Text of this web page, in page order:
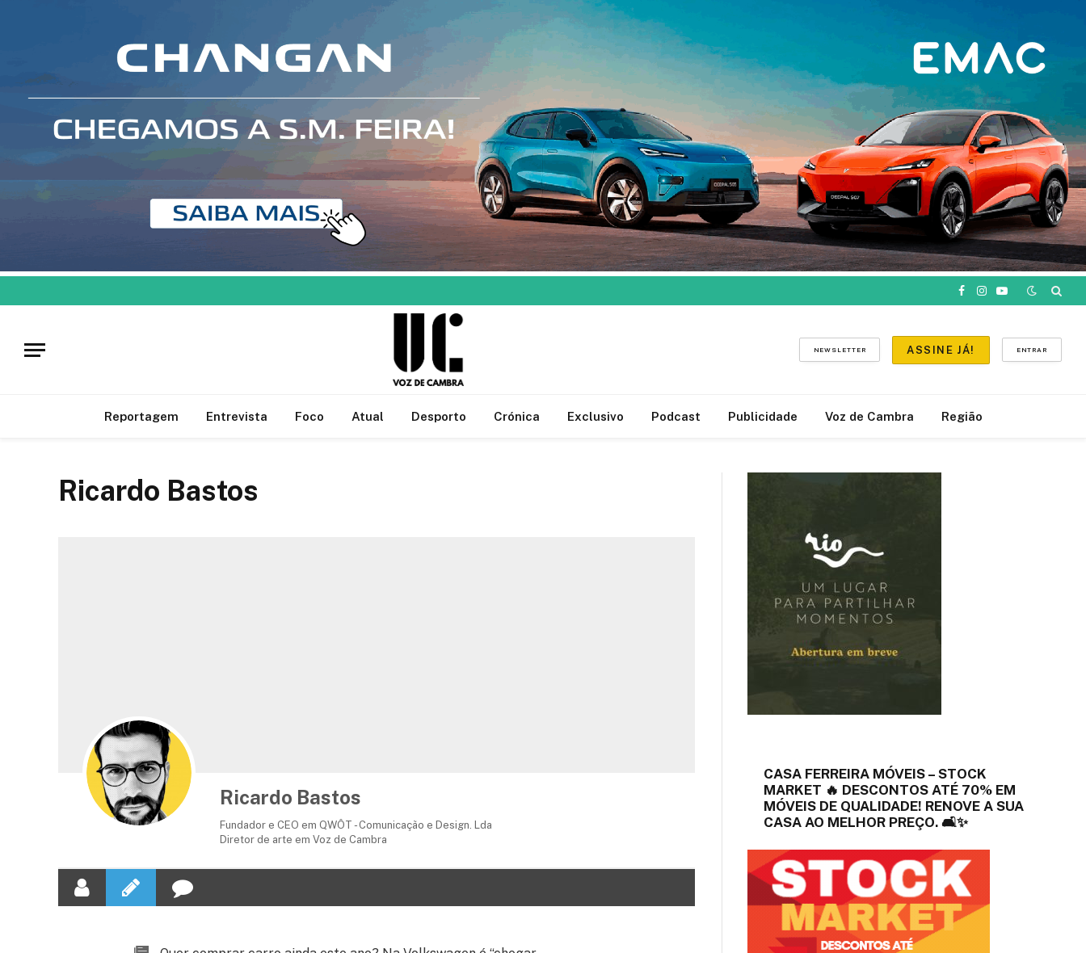
Facebook
Instagram
YouTube
NEWSLETTER ASSINE JÁ! ENTRAR
Reportagem Entrevista Foco Atual Desporto Crónica Exclusivo Podcast Publicidade Voz de Cambra Região
Ricardo Bastos
Ricardo Bastos
Fundador e CEO em QWÔT - Comunicação e Design. Lda
Diretor de arte em Voz de Cambra
CASA FERREIRA MÓVEIS – STOCK
MARKET 🔥 DESCONTOS ATÉ 70% EM
MÓVEIS DE QUALIDADE! RENOVE A SUA
CASA AO MELHOR PREÇO. 🛋️✨